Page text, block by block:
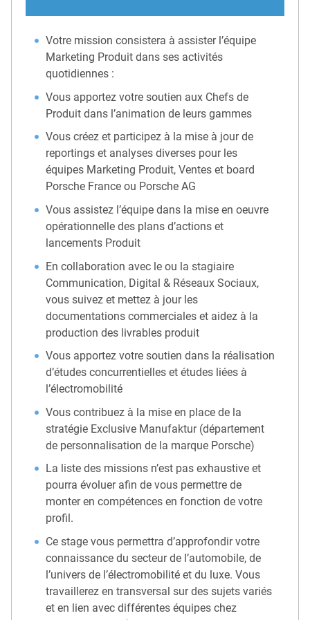
Votre mission consistera à assister l’équipe
Marketing Produit dans ses activités
quotidiennes :
Vous apportez votre soutien aux Chefs de
Produit dans l’animation de leurs gammes
Vous créez et participez à la mise à jour de
reportings et analyses diverses pour les
équipes Marketing Produit, Ventes et board
Porsche France ou Porsche AG
Vous assistez l’équipe dans la mise en oeuvre
opérationnelle des plans d’actions et
lancements Produit
En collaboration avec le ou la stagiaire
Communication, Digital & Réseaux Sociaux,
vous suivez et mettez à jour les
documentations commerciales et aidez à la
production des livrables produit
Vous apportez votre soutien dans la réalisation
d’études concurrentielles et études liées à
l’électromobilité
Vous contribuez à la mise en place de la
stratégie Exclusive Manufaktur (département
de personnalisation de la marque Porsche)
La liste des missions n’est pas exhaustive et
pourra évoluer afin de vous permettre de
monter en compétences en fonction de votre
profil.
Ce stage vous permettra d’approfondir votre
connaissance du secteur de l’automobile, de
l’univers de l’électromobilité et du luxe. Vous
travaillerez en transversal sur des sujets variés
et en lien avec différentes équipes chez